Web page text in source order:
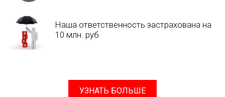
Наша ответственность застрахована на
10 млн. руб
УЗНАТЬ БОЛЬШЕ